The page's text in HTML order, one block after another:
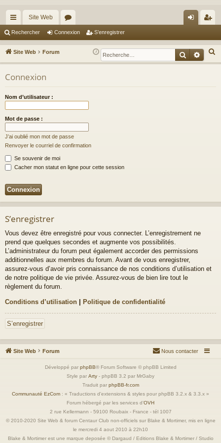
cc
ès
ra
pi
Site Web
or
u
m
ne
xi
nr
eg
Rechercher Connexion S’enregistrer
Site Web Forum
e
Connexion
Nom d’utilisateur :
Mot de passe :
J’ai oublié mon mot de passe
Renvoyer le courriel de confirmation
Se souvenir de moi
Cacher mon statut en ligne pour cette session
S’enregistrer
Vous devez être enregistré pour vous connecter. L’enregistrement ne
prend que quelques secondes et augmente vos possibilités.
L’administrateur du forum peut également accorder des permissions
additionnelles aux membres du forum. Avant de vous enregistrer,
assurez-vous d’avoir pris connaissance de nos conditions d’utilisation et
de notre politique de vie privée. Assurez-vous de bien lire tout le
règlement du forum.
Conditions d’utilisation | Politique de confidentialité
S’enregistrer
Site Web Forum Nous contacter
Développé par phpBB® Forum Software © phpBB Limited
Style par Arty - phpBB 3.2 par MrGaby
Traduit par phpBB-fr.com
Communauté EzCom : « Traductions d'extensions & styles pour phpBB 3.2.x & 3.3.x »
Forum hébergé par les services d’OVH
2 rue Kellermann - 59100 Roubaix - France - tél 1007
© 2010-2020 Site Web & forum Centaur Club non-officiels sur Blake & Mortimer, mis en ligne
le mercredi 4 aout 2010 à 22h10
Blake & Mortimer est une marque deposée © Dargaud / Editions Blake & Mortimer / Studio